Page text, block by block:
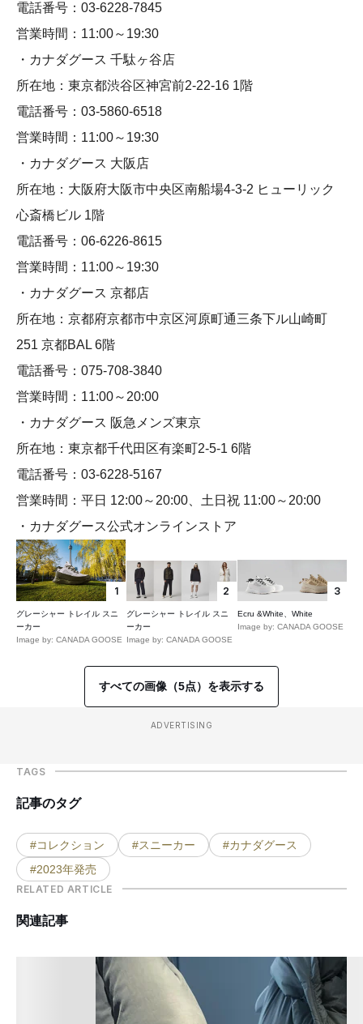
電話番号：03-6228-7845
営業時間：11:00～19:30
・カナダグース 千駄ヶ谷店
所在地：東京都渋谷区神宮前2-22-16 1階
電話番号：03-5860-6518
営業時間：11:00～19:30
・カナダグース 大阪店
所在地：大阪府大阪市中央区南船場4-3-2 ヒューリック
心斎橋ビル 1階
電話番号：06-6226-8615
営業時間：11:00～19:30
・カナダグース 京都店
所在地：京都府京都市中京区河原町通三条下ル山崎町
251 京都BAL 6階
電話番号：075-708-3840
営業時間：11:00～20:00
・カナダグース 阪急メンズ東京
所在地：東京都千代田区有楽町2-5-1 6階
電話番号：03-6228-5167
営業時間：平日 12:00～20:00、土日祝 11:00～20:00
・カナダグース公式オンラインストア
1
グレーシャー トレイル スニ
ーカー
Image by: CANADA GOOSE
2
グレーシャー トレイル スニ
ーカー
Image by: CANADA GOOSE
3
Ecru &White、White
Image by: CANADA GOOSE
すべての画像（5点）を表示する
ADVERTISING
TAGS
記事のタグ
#コレクション #スニーカー
#カナダグース
#2023年発売
RELATED ARTICLE
関連記事